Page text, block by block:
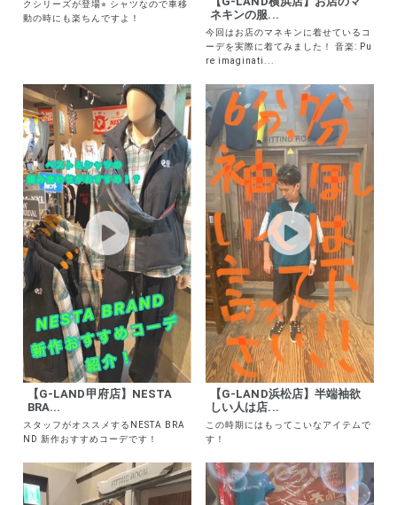
【G-LAND橋本店】NESTAの
ネキンの服...
今回はお店のマネキンに着せているコ
ーデを実際に着てみました！ 音楽: Pu
re imaginati...
【G-LAND甲府店】NESTA
BRA...
スタッフがオススメするNESTA BRA
【G-LAND浜松店】半端袖欲
しい人は店...
この時期にはもってこいなアイテムで